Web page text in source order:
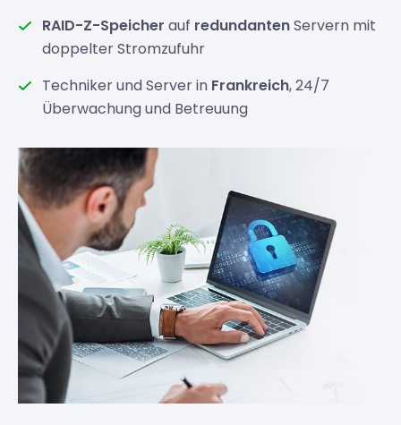
RAID-Z-Speicher auf redundantenServern mit
doppelter Stromzufuhr
Techniker und Server in Frankreich, 24/7
Überwachung und Betreuung